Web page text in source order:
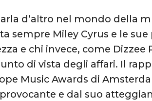
d’altro nel mondo della
sempre Miley Cyrus e le
e chi invece, come Dizzee
di vista degli affari. Il
Music Awards di
e dal suo